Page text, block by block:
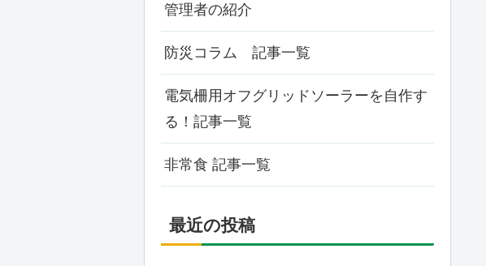
管理者の紹介
防災コラム 記事一覧
電気柵用オフグリッドソーラーを自作す
る！記事一覧
非常食 記事一覧
最近の投稿